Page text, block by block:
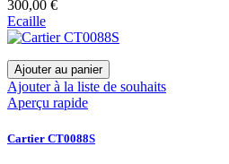
300,00 €
Ecaille
Ajouter au panier
Ajouter à la liste de souhaits
Aperçu rapide
Cartier CT0088S